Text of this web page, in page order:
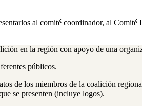
al comité coordinador, al Comité
en la región con apoyo de una
públicos.
de los miembros de la coalición
se presenten (incluye logos).